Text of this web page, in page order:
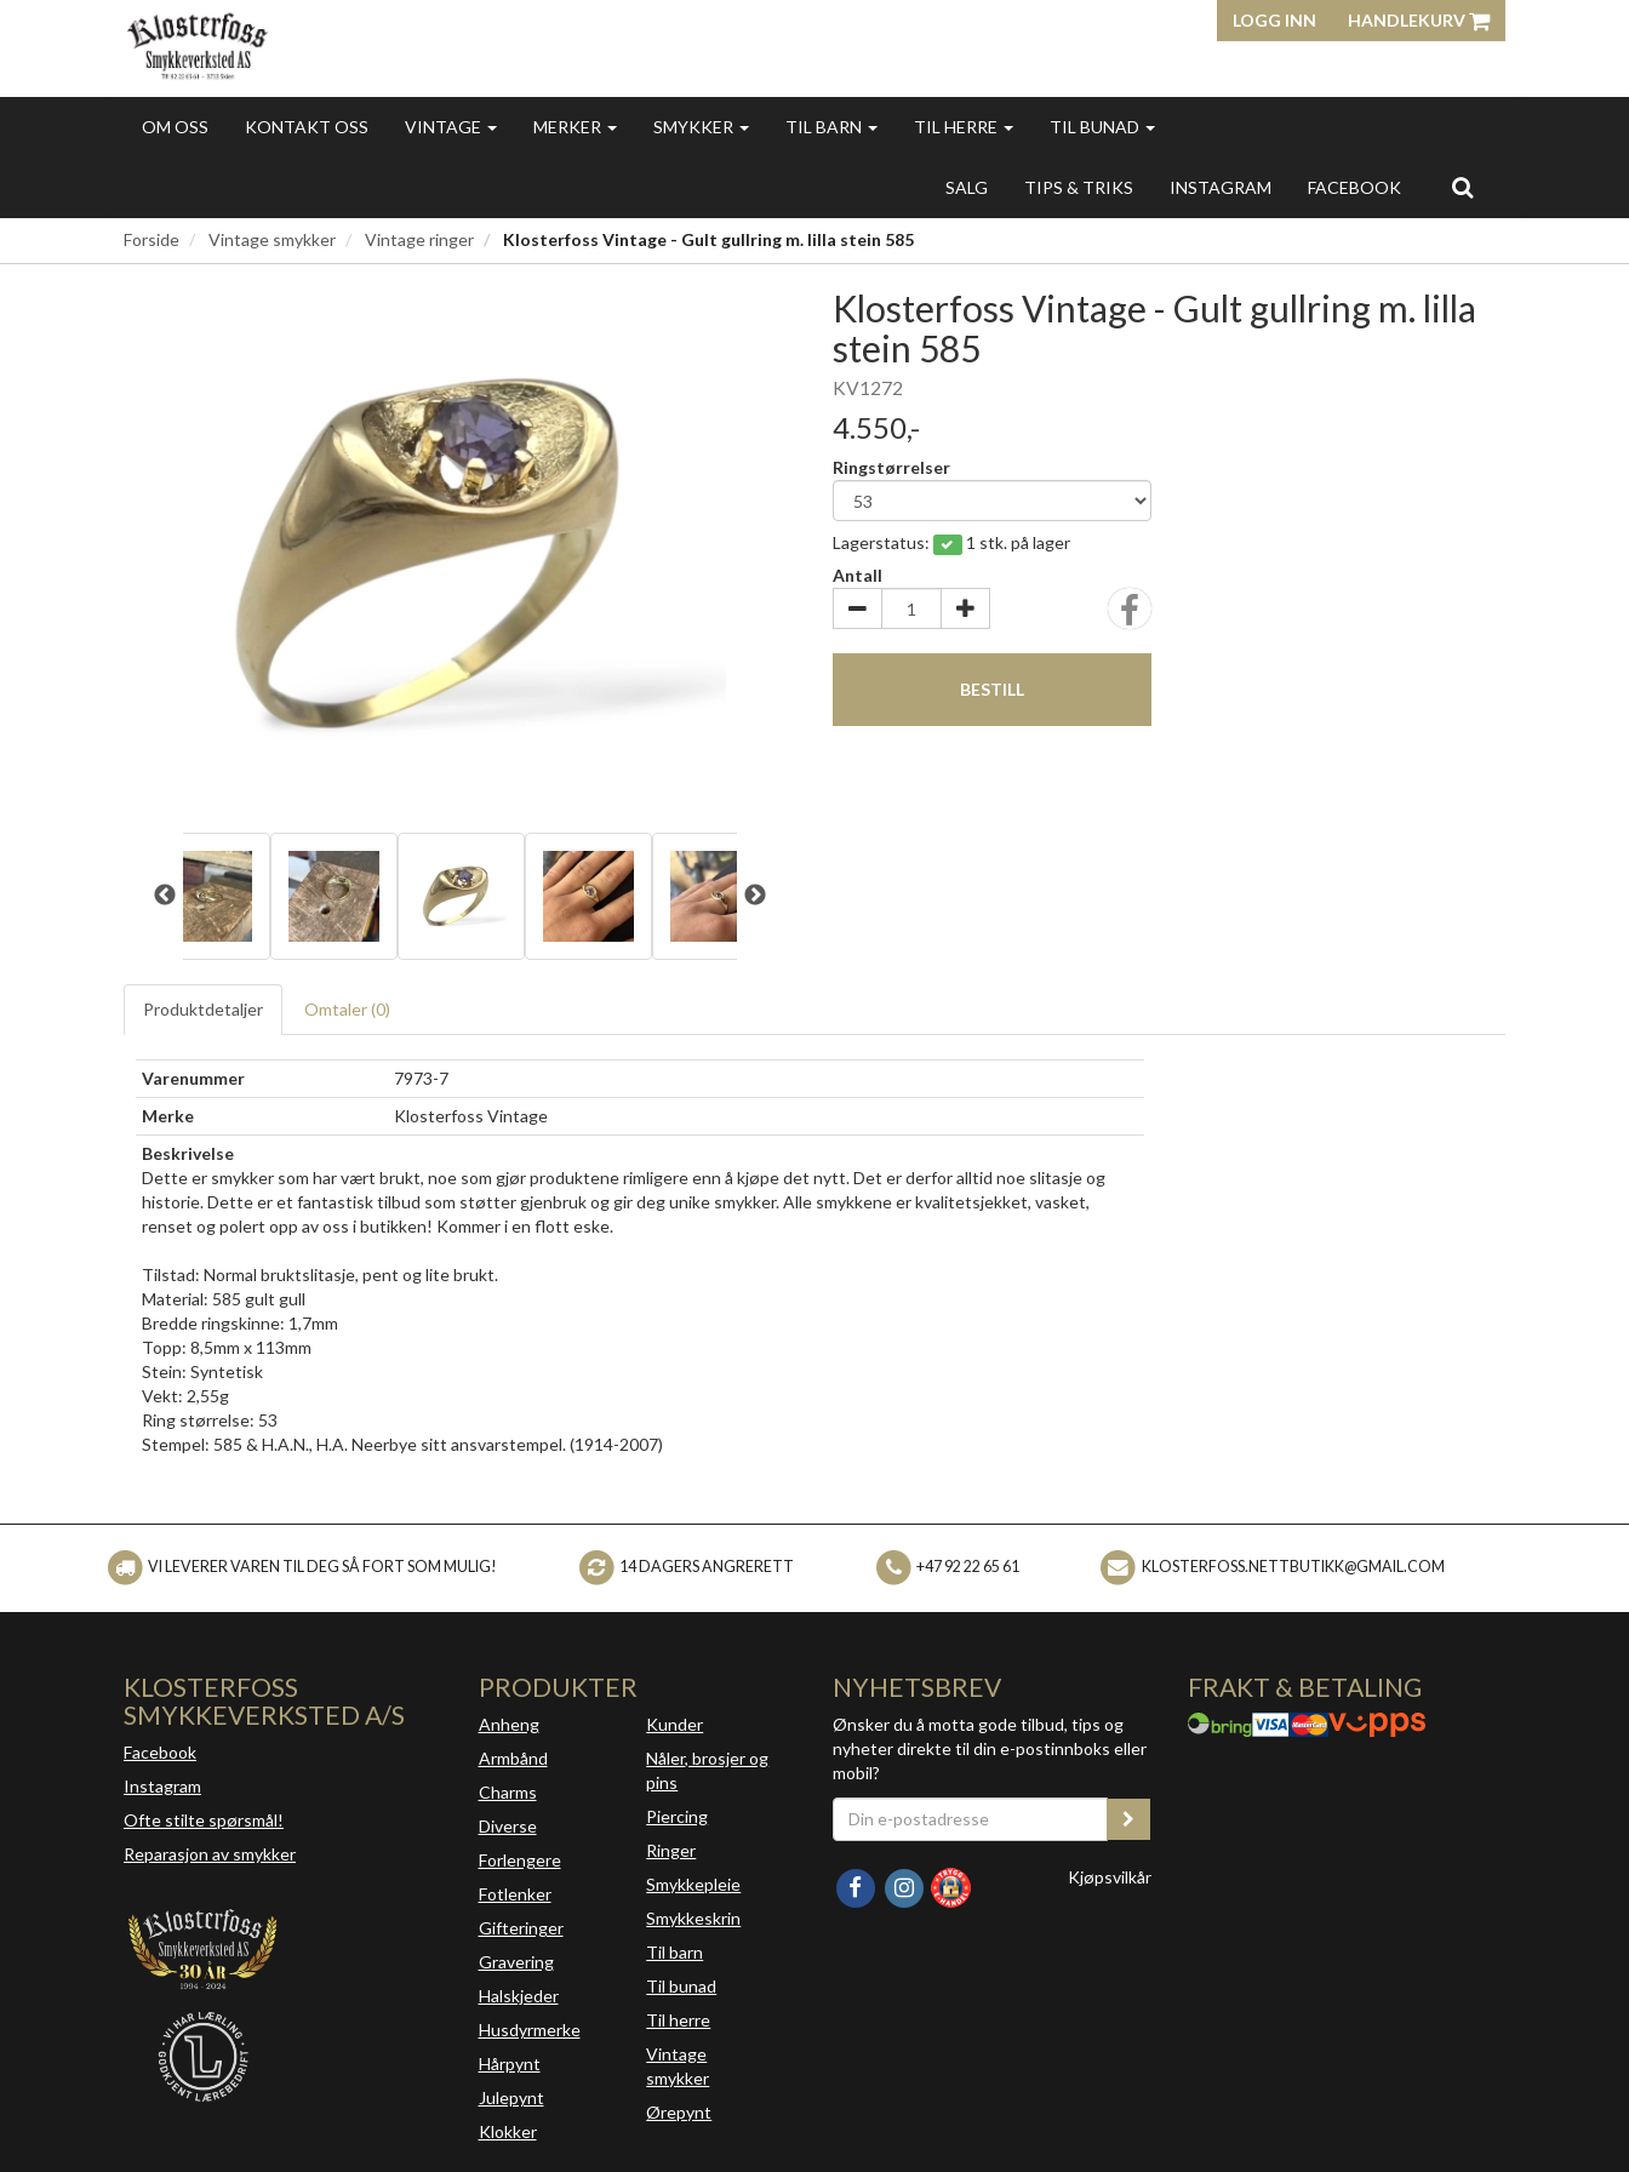
LOGG INN HANDLEKURV
OM OSS KONTAKT OSS VINTAGE MERKER SMYKKER TIL BARN TIL HERRE TIL BUNAD
SALG TIPS & TRIKS INSTAGRAM FACEBOOK
Forside Vintage smykker Vintage ringer Klosterfoss Vintage - Gult gullring m. lilla stein 585
Klosterfoss Vintage - Gult gullring m. lilla
stein 585
KV1272
4.550,-
Ringstørrelser
Lagerstatus:
1 stk. på lager
Antall
BESTILL
Produktdetaljer Omtaler (0)
Varenummer
7973-7
Merke
Klosterfoss Vintage
Beskrivelse
Dette er smykker som har vært brukt, noe som gjør produktene rimligere enn å kjøpe det nytt. Det er derfor alltid noe slitasje og
historie. Dette er et fantastisk tilbud som støtter gjenbruk og gir deg unike smykker. Alle smykkene er kvalitetsjekket, vasket,
renset og polert opp av oss i butikken! Kommer i en flott eske.
Tilstad: Normal bruktslitasje, pent og lite brukt.
Material: 585 gult gull
Bredde ringskinne: 1,7mm
Topp: 8,5mm x 113mm
Stein: Syntetisk
Vekt: 2,55g
Ring størrelse: 53
Stempel: 585 & H.A.N., H.A. Neerbye sitt ansvarstempel. (1914-2007)
VI LEVERER VAREN TIL DEG SÅ FORT SOM MULIG! 14 DAGERS ANGRERETT +47 92 22 65 61 KLOSTERFOSS.NETTBUTIKK@GMAIL.COM
KLOSTERFOSS
SMYKKEVERKSTED A/S
Facebook
Instagram
Ofte stilte spørsmål!
Reparasjon av smykker
PRODUKTER
Anheng
Armbånd
Charms
Diverse
Forlengere
Fotlenker
Gifteringer
Gravering
Halskjeder
Husdyrmerke
Hårpynt
Julepynt
Klokker
Kunder
Nåler, brosjer og
pins
Piercing
Ringer
Smykkepleie
Smykkeskrin
Til barn
Til bunad
Til herre
Vintage
smykker
Ørepynt
NYHETSBREV
Ønsker du å motta gode tilbud, tips og
nyheter direkte til din e-postinnboks eller
mobil?
Kjøpsvilkår
FRAKT & BETALING